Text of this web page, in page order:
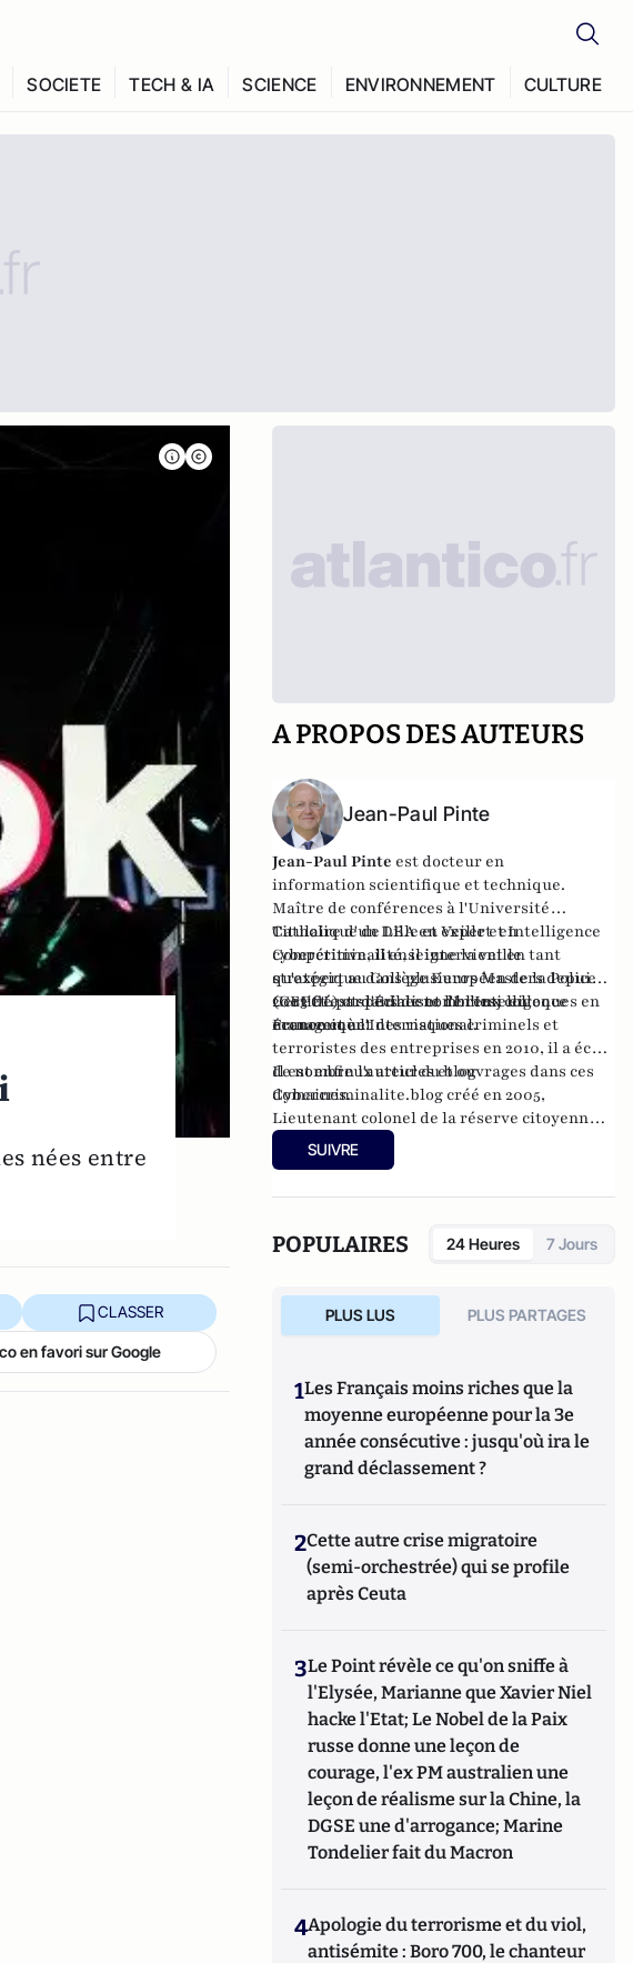
SOCIETE TECH & IA SCIENCE ENVIRONNEMENT CULTURE
nées entre
CLASSER
en favori sur Google
A PROPOS DES AUTEURS
Jean-Paul Pinte
Jean-Paul Pinte est docteur en
information scientifique et technique.
Maître de conférences à l'Université
Catholique de Lille et expert en
cybercriminalité, il intervient en tant
qu'expert au Collège Européen de la Police
(CEPOL) et dans de nombreux colloques en
France et à l'International.
Titulaire d'un DEA en Veille et Intelligence
Compétitive, il enseigne la veille
stratégique dans plusieurs Masters depuis
2003 et est spécialiste de l'Intelligence
économique.
Certifié par l'Edhec et l'Inhesj en
management des risques criminels et
terroristes des entreprises en 2010, il a écrit
de nombreux articles et ouvrages dans ces
domaines.
Il est enfin l'auteur du blog
Cybercriminalite.blog créé en 2005,
Lieutenant colonel de la réserve citoyenne
de la Gendarmerie Nationale et réserviste
citoyen de l'Education Nationale.
SUIVRE
POPULAIRES 24 Heures 7 Jours
PLUS LUS PLUS PARTAGES
1Les Français moins riches que la
moyenne européenne pour la 3e
année consécutive : jusqu'où ira le
grand déclassement ?
2Cette autre crise migratoire
(semi-orchestrée) qui se profile
après Ceuta
3Le Point révèle ce qu'on sniffe à
l'Elysée, Marianne que Xavier Niel
hacke l'Etat; Le Nobel de la Paix
russe donne une leçon de
courage, l'ex PM australien une
leçon de réalisme sur la Chine, la
DGSE une d'arrogance; Marine
Tondelier fait du Macron
4Apologie du terrorisme et du viol,
antisémite : Boro 700, le chanteur